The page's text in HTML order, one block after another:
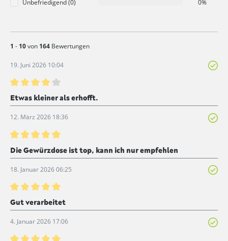
Unbefriedigend (0) 0%
1 - 10von 164 Bewertungen
19. Juni 2026 10:04
Bewertung mit 4 von 5 Sternen
Etwas kleiner als erhofft.
12. März 2026 18:36
Bewertung mit 5 von 5 Sternen
Die Gewürzdose ist top, kann ich nur empfehlen
18. Januar 2026 06:25
Bewertung mit 5 von 5 Sternen
Gut verarbeitet
4. Januar 2026 17:06